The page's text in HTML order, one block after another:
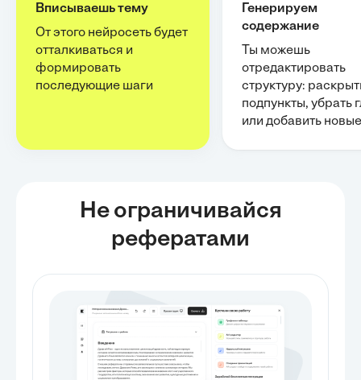
Вписываешь тему
От этого нейросеть будет
отталкиваться и
формировать
последующие шаги
Генерируем
содержание
Ты можешь
отредактировать
структуру:
подпункты, убрать
или добавить новые
Не ограничивайся
рефератами